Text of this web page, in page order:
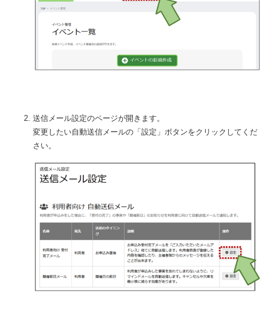
送信メール設定のページが開きます。
変更したい自動送信メールの「設定」ボタンをクリックしてくだ
さい。